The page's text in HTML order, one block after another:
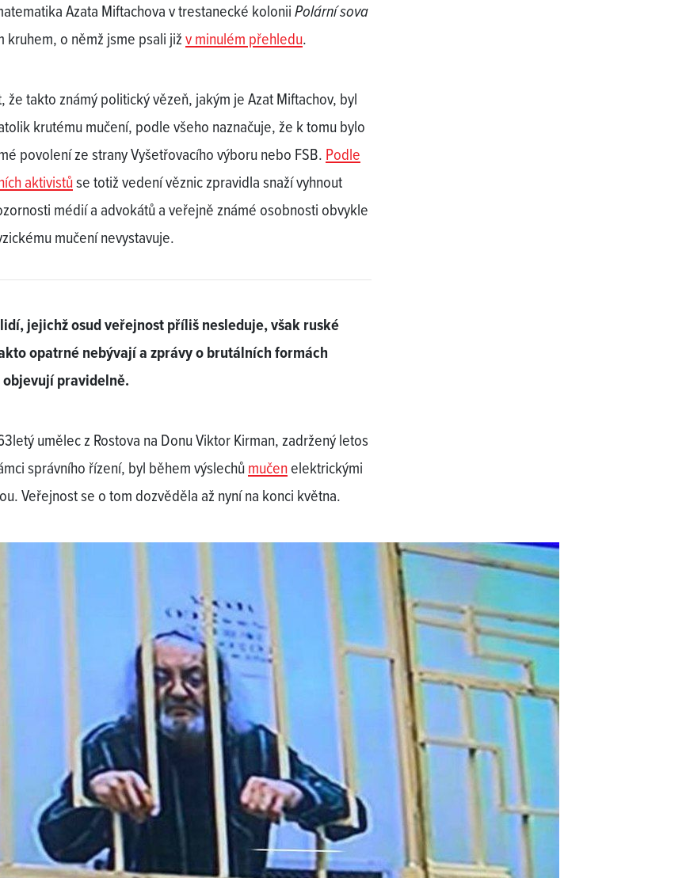
Azata Miftachova v trestanecké koloniiPolární sova
kruhem, o němž jsme psali jižv minulém přehledu.
že takto známý politický vězeň, jakým je Azat Miftachov, byl
krutému mučení, podle všeho naznačuje, že k tomu bylo
povolení ze strany Vyšetřovacího výboru nebo FSB. Podle
aktivistůse totiž vedení věznic zpravidla snaží vyhnout
médií a advokátů a veřejně známé osobnosti obvykle
mučení nevystavuje.
jejichž osud veřejnost příliš nesleduje, však ruské
opatrné nebývají a zprávy o brutálních formách
objevují pravidelně.
umělec z Rostova na Donu Viktor Kirman, zadržený letos
správního řízení, byl během výslechůmučenelektrickými
Veřejnost se o tom dozvěděla až nyní na konci května.